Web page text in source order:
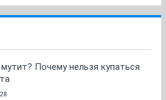
Почему нельзя купаться
28